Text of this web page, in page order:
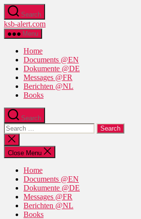
Skip
to
the
content
Search
ksb-alert.com
Menu
Home
Documents @EN
Dokumente @DE
Messages @FR
Berichten @NL
Books
Search
Search
for:
Close
search
Close Menu
Home
Documents @EN
Dokumente @DE
Messages @FR
Berichten @NL
Books